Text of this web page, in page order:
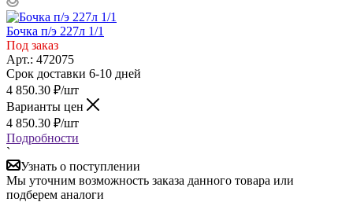
Бочка п/э 227л 1/1
Под заказ
Арт.: 472075
Срок доставки 6-10 дней
4 850.30 ₽/шт
Варианты цен
4 850.30 ₽/шт
Подробности
`
Узнать о поступлении
Мы уточним возможность заказа данного товара или
подберем аналоги